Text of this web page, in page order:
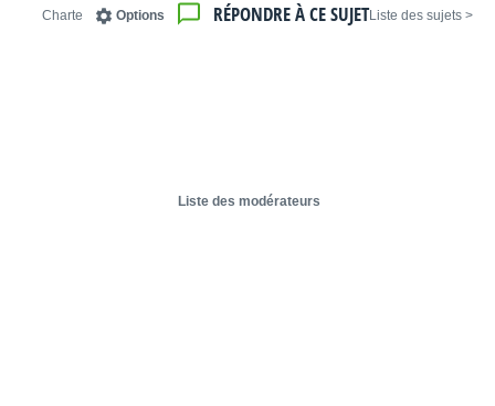
< Liste des sujets
RÉPONDRE À CE SUJET
Options
Charte
Liste des modérateurs